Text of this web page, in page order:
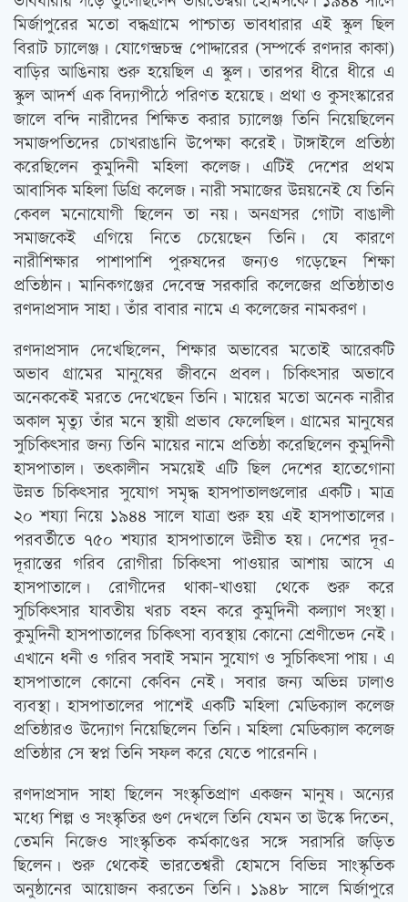
মির্জাপুরের মতো বদ্ধগ্রামে পাশ্চাত্য ভাবধারার এই স্কুল ছিল
বিরাট চ্যালেঞ্জ। যোগেন্দ্রচন্দ্র পোদ্দারের (সম্পর্কে রণদার কাকা)
বাড়ির আঙিনায় শুরু হয়েছিল এ স্কুল। তারপর ধীরে ধীরে এ
স্কুল আদর্শ এক বিদ্যাপীঠে পরিণত হয়েছে। প্রথা ও কুসংস্কারের
জালে বন্দি নারীদের শিক্ষিত করার চ্যালেঞ্জ তিনি নিয়েছিলেন
সমাজপতিদের চোখরাঙানি উপেক্ষা করেই। টাঙ্গাইলে প্রতিষ্ঠা
করেছিলেন কুমুদিনী মহিলা কলেজ। এটিই দেশের প্রথম
আবাসিক মহিলা ডিগ্রি কলেজ। নারী সমাজের উন্নয়নেই যে তিনি
কেবল মনোযোগী ছিলেন তা নয়। অনগ্রসর গোটা বাঙালী
সমাজকেই এগিয়ে নিতে চেয়েছেন তিনি। যে কারণে
নারীশিক্ষার পাশাপাশি পুরুষদের জন্যও গড়েছেন শিক্ষা
প্রতিষ্ঠান। মানিকগঞ্জের দেবেন্দ্র সরকারি কলেজের প্রতিষ্ঠাতাও
রণদাপ্রসাদ সাহা। তাঁর বাবার নামে এ কলেজের নামকরণ।
রণদাপ্রসাদ দেখেছিলেন, শিক্ষার অভাবের মতোই আরেকটি
অভাব গ্রামের মানুষের জীবনে প্রবল। চিকিত্‍সার অভাবে
অনেককেই মরতে দেখেছেন তিনি। মায়ের মতো অনেক নারীর
অকাল মৃত্যু তাঁর মনে স্থায়ী প্রভাব ফেলেছিল। গ্রামের মানুষের
সুচিকিত্‍সার জন্য তিনি মায়ের নামে প্রতিষ্ঠা করেছিলেন কুমুদিনী
হাসপাতাল। তত্‍কালীন সময়েই এটি ছিল দেশের হাতেগোনা
উন্নত চিকিত্‍সার সুযোগ সমৃদ্ধ হাসপাতালগুলোর একটি। মাত্র
২০ শয্যা নিয়ে ১৯৪৪ সালে যাত্রা শুরু হয় এই হাসপাতালের।
পরবর্তীতে ৭৫০ শয্যার হাসপাতালে উন্নীত হয়। দেশের দূর-
দূরান্তের গরিব রোগীরা চিকিত্‍সা পাওয়ার আশায় আসে এ
হাসপাতালে। রোগীদের থাকা-খাওয়া থেকে শুরু করে
সুচিকিত্‍সার যাবতীয় খরচ বহন করে কুমুদিনী কল্যাণ সংস্থা।
কুমুদিনী হাসপাতালের চিকিত্‍সা ব্যবস্থায় কোনো শ্রেণীভেদ নেই।
এখানে ধনী ও গরিব সবাই সমান সুযোগ ও সুচিকিত্‍সা পায়। এ
হাসপাতালে কোনো কেবিন নেই। সবার জন্য অভিন্ন ঢালাও
ব্যবস্থা। হাসপাতালের পাশেই একটি মহিলা মেডিক্যাল কলেজ
প্রতিষ্ঠারও উদ্যোগ নিয়েছিলেন তিনি। মহিলা মেডিক্যাল কলেজ
প্রতিষ্ঠার সে স্বপ্ন তিনি সফল করে যেতে পারেননি।
রণদাপ্রসাদ সাহা ছিলেন সংস্কৃতিপ্রাণ একজন মানুষ। অন্যের
মধ্যে শিল্প ও সংস্কৃতির গুণ দেখলে তিনি যেমন তা উস্কে দিতেন,
তেমনি নিজেও সাংস্কৃতিক কর্মকাণ্ডের সঙ্গে সরাসরি জড়িত
ছিলেন। শুরু থেকেই ভারতেশ্বরী হোমসে বিভিন্ন সাংস্কৃতিক
অনুষ্ঠানের আয়োজন করতেন তিনি। ১৯৪৮ সালে মির্জাপুরে